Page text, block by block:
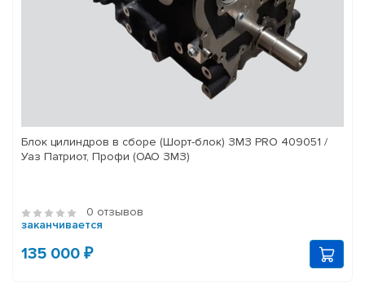
Блок цилиндров в сборе (Шорт-блок) ЗМЗ PRO 409051 /
Уаз Патриот, Профи (ОАО ЗМЗ)
0 отзывов
заканчивается
135 000 ₽